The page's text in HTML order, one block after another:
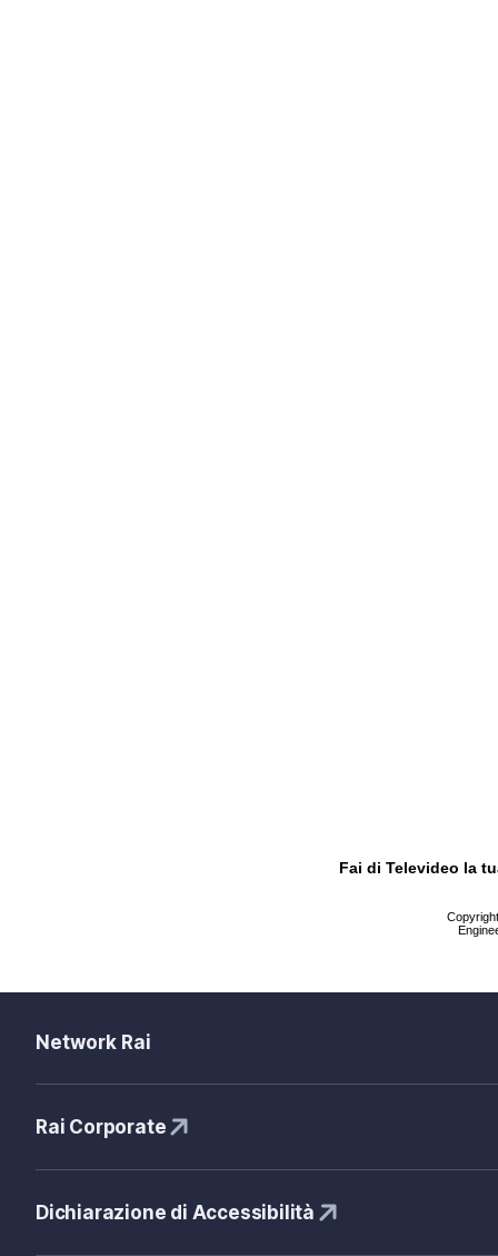
Fai di Televideo la